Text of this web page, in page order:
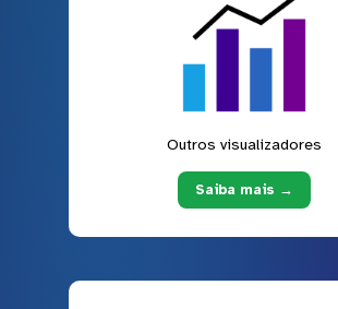
Outros visualizadores
Saiba mais →